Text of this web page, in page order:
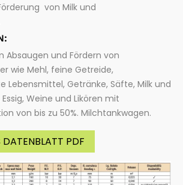
von Milk und
Absaugen und Fördern von
wie Mehl, feine Getreide,
Lebensmittel, Getränke, Säfte, Milk und
Weine und Likören mit
von bis zu 50%. Milchtankwagen.
DATENBLATT PDF